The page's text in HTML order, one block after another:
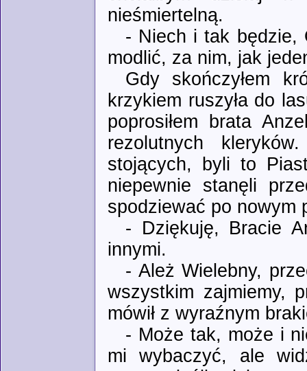
nieśmiertelną.
- Niech i tak będzie,
modlić, za nim, jak
Gdy skończyłem
krzykiem ruszyła do
poprosiłem brata
rezolutnych
stojących, byli to
niepewnie stanęli
spodziewać po nowym
- Dziękuję, Bracie
innymi.
- Ależ Wielebny,
wszystkim zajmiemy,
mówił z wyraźnym
- Może tak, może i
mi wybaczyć, ale